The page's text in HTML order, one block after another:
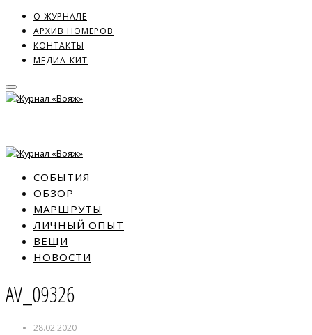
О ЖУРНАЛЕ
АРХИВ НОМЕРОВ
КОНТАКТЫ
МЕДИА-КИТ
СОБЫТИЯ
ОБЗОР
МАРШРУТЫ
ЛИЧНЫЙ ОПЫТ
ВЕЩИ
НОВОСТИ
AV_09326
28.02.2020